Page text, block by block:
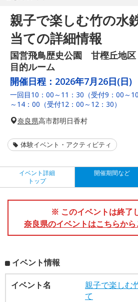
親子で楽しむ竹の水
当ての詳細情報
国営飛鳥歴史公園 甘樫丘地
目的ルーム
開催日程： 2026年7月26日(日)
一回目10：00～11：30（受付9：00～
～14：00（受付12：00～12：30）
奈良県高市郡明日香村
体験イベント・アクティビティ
イベント詳細
トップ
開催期間など
※ このイベントは終了
奈良県のイベントはこちらから
イベント情報
イベント名
親子で楽しむ
て